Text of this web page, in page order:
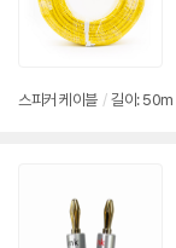
스피커 케이블 / 길이: 50m